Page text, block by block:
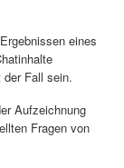
eines
der Fall sein.
Aufzeichnung
Fragen von